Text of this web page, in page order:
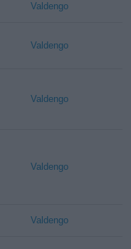
Valdengo
Valdengo
Valdengo
Valdengo
Valdengo